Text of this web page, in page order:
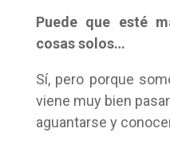
Puede que esté
cosas solos…
Sí, pero porque
viene muy bien
aguantarse y